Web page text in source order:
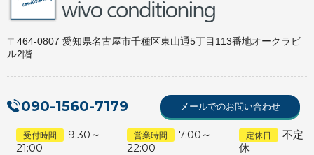
〒464-0807 愛知県名古屋市千種区東山通5丁目113番地オークラビ
ル2階
090-1560-7179 メールでのお問い合わせ
受付時間
9:30～
21:00
営業時間
7:00～
22:00
定休日
不定
休